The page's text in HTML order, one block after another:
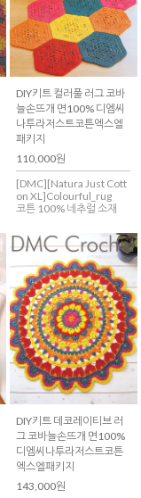
DIY키트 컬러풀 러그 코바
늘손뜨개 면100% 디엠씨
나투라저스트코튼엑스엘
패키지
110,000원
[DMC][Natura Just Cott
on XL]Colourful_rug
코튼 100% 네추럴 소재
DIY키트 데코레이티브 러
그 코바늘손뜨개 면100%
디엠씨나투라저스트코튼
엑스엘패키지
143,000원